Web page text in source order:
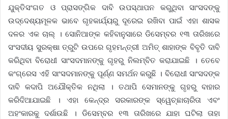
ଯୁକ୍ତିସଂଗତ ଓ ପ୍ରାସଙ୍ଗିକ ଦାବି ଉପସ୍ଥାପନ କରୁଥିବା ସାଂସଦଙ୍କୁ
ଉଦ୍ଦେଶ୍ୟମୂଳକ ଭାବେ ଗୃହକାର୍ଯ୍ୟରୁ ଦୂରେଇ ରଖିବା ପାଇଁ ଏହା ଶାସକ
ଦଳର ଏକ ଚାଲ୍ । ସୋନିଆଙ୍କ କହିବାନୁସାରେ ଡିସେମ୍ବର ୧୩ ତାରିଖରେ
ସଂସଦୀୟ ସୁରକ୍ଷା ତ୍ରୁଟି ଉପରେ ଗୃହମନ୍ତ୍ରୀ ଅମିତ୍ ଶାହାଙ୍କ ବିବୃତି ଦାବି
କରିଥିବା ବିରୋଧୀ ସାଂସଦମାନଙ୍କୁ ଗୃହରୁ ନିଲମ୍ବିତ କରାଯାଇଛି । ତେବେ
କଂଗ୍ରେସ ଏହି ସାଂସଦମାନଙ୍କୁ ପୂର୍ଣ୍ଣ ସମର୍ଥନ କରୁଛି । ବିରୋଧୀ ସାଂସଦଙ୍କ
ଦାବି କଦାପି ଅଯୌକ୍ତିକ ନଥିଲା । ତଥାପି ସେମାନଙ୍କୁ ଗୃହରୁ ବାହାର
କରିଦିଆଯାଇଛି । ଏହା କେନ୍ଦ୍ର ସରକାରଙ୍କ ସ୍ୱେଚ୍ଛାଚାରିତା ଏବଂ
ଅହଂକାରକୁ ଦର୍ଶାଉଛି । ଡିସେମ୍ବର ୧୩ ତାରିଖରେ ଯାହା ଘଟିଲା ତାହା